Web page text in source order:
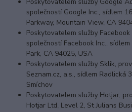
společností Google Inc., sídlem
Parkway, Mountain View, CA
Poskytovatelem služby
společností Facebook Inc.,
Park, CA 94025, USA
Poskytovatelem služby Sklik,
Seznam.cz, a.s., sídlem Radlická
Smíchov
Poskytovatelem služby Hotjar,
Hotjar Ltd, Level 2, St Julians